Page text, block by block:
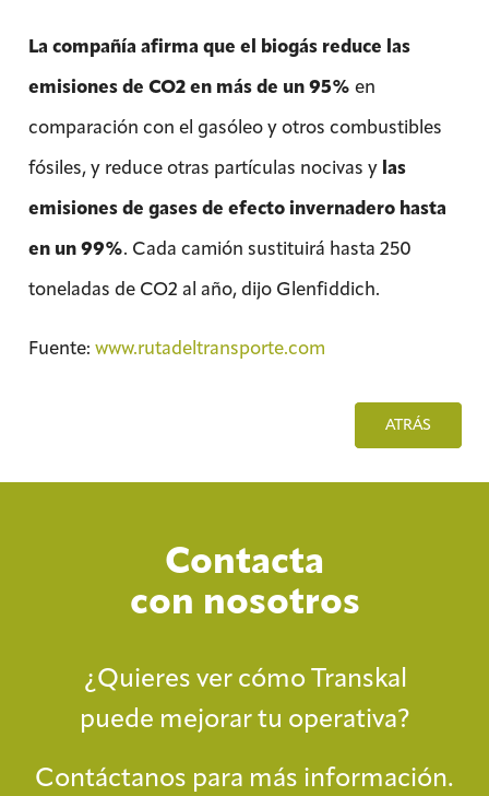
La compañía afirma que el biogás reduce las
emisiones de CO2 en más de un 95% en
comparación con el gasóleo y otros combustibles
fósiles, y reduce otras partículas nocivas y las
emisiones de gases de efecto invernadero hasta
en un 99%. Cada camión sustituirá hasta 250
toneladas de CO2 al año, dijo Glenfiddich.
Fuente: www.rutadeltransporte.com
ATRÁS
Contacta
con nosotros
¿Quieres ver cómo Transkal
puede mejorar tu operativa?
Contáctanos para más información.